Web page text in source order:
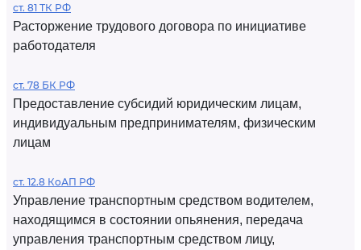
ст. 81 ТК РФ
Расторжение трудового договора по инициативе
работодателя
ст. 78 БК РФ
Предоставление субсидий юридическим лицам,
индивидуальным предпринимателям, физическим
лицам
ст. 12.8 КоАП РФ
Управление транспортным средством водителем,
находящимся в состоянии опьянения, передача
управления транспортным средством лицу,